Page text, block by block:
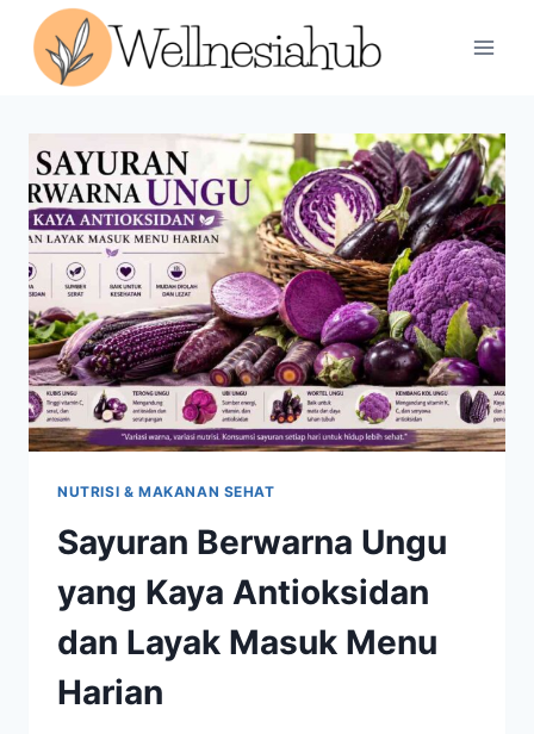
content
NUTRISI & MAKANAN SEHAT
Sayuran Berwarna Ungu
yang Kaya Antioksidan
dan Layak Masuk Menu
Harian